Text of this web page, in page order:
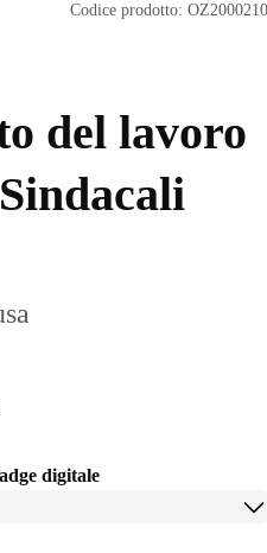
del lavoro
digitale
Codice prodotto: